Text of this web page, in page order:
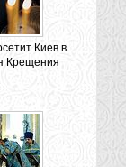
Киев в
Крещения